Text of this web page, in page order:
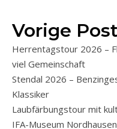
Vorige
Herrentagstour 2026 –
viel Gemeinschaft
Stendal 2026 –
Klassiker
Laubfärbungstour mit
IFA-Museum Nordhausen